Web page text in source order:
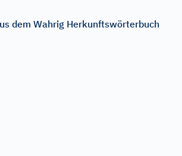
dem Wahrig Herkunftswörterbuch